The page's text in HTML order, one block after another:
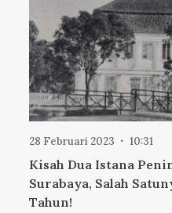
28 Februari 2023 10:31
Kisah Dua Istana
Surabaya, Salah
Tahun!